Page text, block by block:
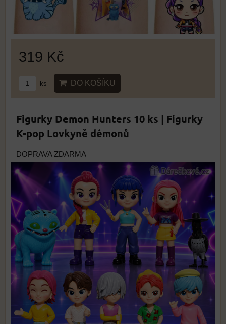
319 Kč
ks DO KOŠÍKU
Figurky Demon Hunters 10 ks | Figurky
K-pop Lovkyně démonů
DOPRAVA ZDARMA